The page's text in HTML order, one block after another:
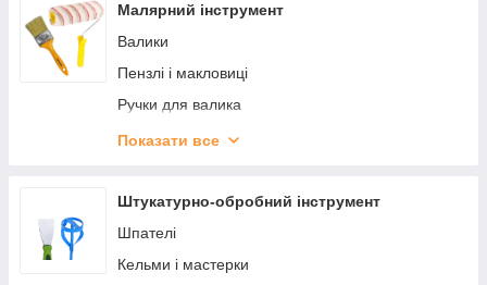
Малярний інструмент
Валики
Пензлі і макловиці
Ручки для валика
Висок, шнури розмічальні і фарби
Кюветки
Показати все
Штукатурно-обробний інструмент
Шпателі
Кельми і мастерки